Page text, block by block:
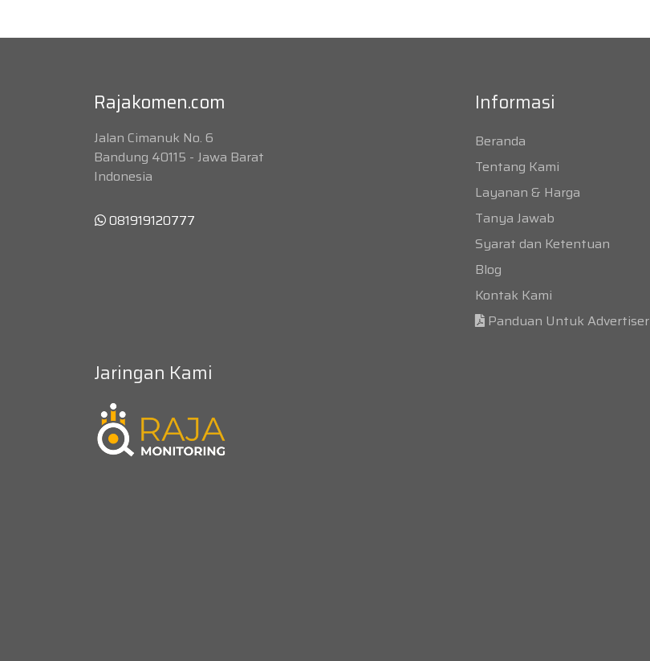
Rajakomen.com
Jalan Cimanuk No. 6
Bandung 40115 - Jawa Barat
Indonesia
081919120777
Informasi
Beranda
Tentang Kami
Layanan & Harga
Tanya Jawab
Syarat dan Ketentuan
Blog
Kontak Kami
Panduan Untuk Advertiser
Jaringan Kami